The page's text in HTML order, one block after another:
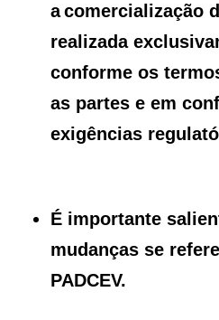
a comercialização
realizada
conforme os
as partes e em
exigências
É importante
mudanças se
PADCEV.